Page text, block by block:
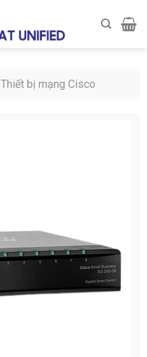
Thiết bị mạng Cisco